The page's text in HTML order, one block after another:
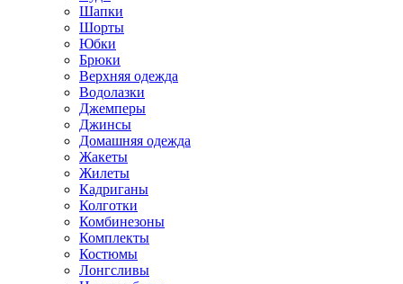
Шапки
Шорты
Юбки
Брюки
Верхняя одежда
Водолазки
Джемперы
Джинсы
Домашняя одежда
Жакеты
Жилеты
Кадриганы
Колготки
Комбинезоны
Комплекты
Костюмы
Лонгсливы